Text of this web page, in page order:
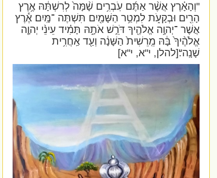
"וְהָאָ֗רֶץ אֲשֶׁ֨ר אַתֶּ֜ם עֹֽבְרִ֥ים שָׁ֨מָּה֙ לְרִשְׁתָּ֔הּ אֶ֥רֶץ
הָרִ֖ים וּבְקָעֹ֑ת לִמְטַ֥ר הַשָּׁמַ֖יִם תִּשְׁתֶּה ־מָּֽיִם׃ אֶ֕רֶץ
אֲשֶׁר ־יְהוָ֥ה אֱלֹהֶ֖יךָ דֹּרֵ֣שׁ אֹתָ֑הּ תָּמִ֗יד עֵינֵ֨י יְהוָ֤ה
אֱלֹהֶ֨יךָ֙ בָּ֔הּ מֵֽרֵשִׁית֙ הַשָּׁנָ֔ה וְעַ֖ד אַֽחֲרִ֥ית
שָׁנָֽה"׃[להלן, י"א, י"א]